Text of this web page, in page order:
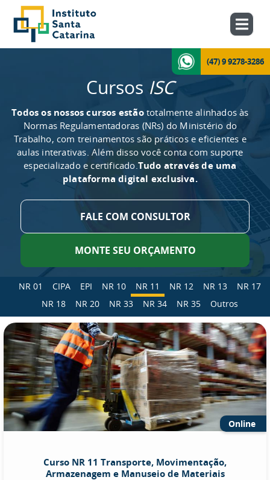
(47) 9 9278-3286
Cursos ISC
Todos os nossos cursos estãototalmente alinhados às
Normas Regulamentadoras (NRs) do Ministério do
Trabalho, com treinamentos são práticos e eficientes e
aulas interativas. Além disso você conta com suporte
especializado e certificado.Tudo através de uma
plataforma digital exclusiva.
FALE COM CONSULTOR
MONTE SEU ORÇAMENTO
NR 01 CIPA EPI NR 10 NR 11 NR 12 NR 13
NR 17
NR 18
NR 20 NR 33 NR 34 NR 35 Outros
Online
Curso NR 11 Transporte, Movimentação,
Armazenagem e Manuseio de Materiais